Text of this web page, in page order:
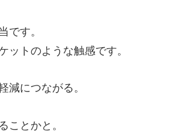
です。
ットのような触感です。
減につながる。
ことかと。